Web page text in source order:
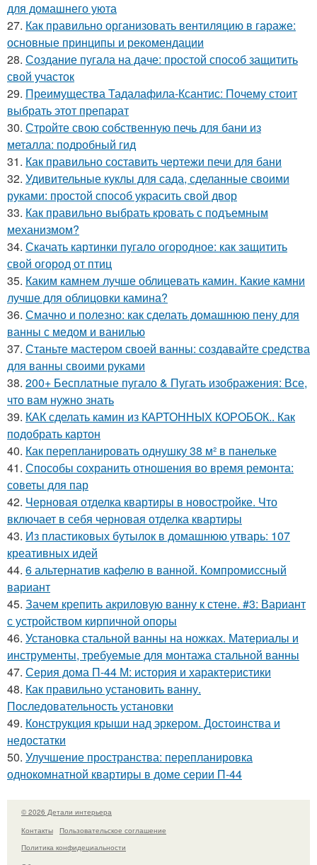
для домашнего уюта
27. Как правильно организовать вентиляцию в гараже:
основные принципы и рекомендации
28. Создание пугала на даче: простой способ защитить
свой участок
29. Преимущества Тадалафила-Ксантис: Почему стоит
выбрать этот препарат
30. Стройте свою собственную печь для бани из
металла: подробный гид
31. Как правильно составить чертежи печи для бани
32. Удивительные куклы для сада, сделанные своими
руками: простой способ украсить свой двор
33. Как правильно выбрать кровать с подъемным
механизмом?
34. Скачать картинки пугало огородное: как защитить
свой огород от птиц
35. Каким камнем лучше облицевать камин. Какие камни
лучше для облицовки камина?
36. Смачно и полезно: как сделать домашнюю пену для
ванны с медом и ванилью
37. Станьте мастером своей ванны: создавайте средства
для ванны своими руками
38. 200+ Бесплатные пугало & Пугать изображения: Все,
что вам нужно знать
39. КАК сделать камин из КАРТОННЫХ КОРОБОК.. Как
подобрать картон
40. Как перепланировать однушку 38 м² в панельке
41. Способы сохранить отношения во время ремонта:
советы для пар
42. Черновая отделка квартиры в новостройке. Что
включает в себя черновая отделка квартиры
43. Из пластиковых бутылок в домашнюю утварь: 107
креативных идей
44. 6 альтернатив кафелю в ванной. Компромиссный
вариант
45. Зачем крепить акриловую ванну к стене. #3: Вариант
с устройством кирпичной опоры
46. Установка стальной ванны на ножках. Материалы и
инструменты, требуемые для монтажа стальной ванны
47. Серия дома П-44 М: история и характеристики
48. Как правильно установить ванну.
Последовательность установки
49. Конструкция крыши над эркером. Достоинства и
недостатки
50. Улучшение пространства: перепланировка
однокомнатной квартиры в доме серии П-44
© 2026 Детали интерьера
Контакты
Пользовательское соглашение
Политика конфидециальности